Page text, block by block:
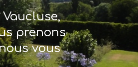
prenons
vous